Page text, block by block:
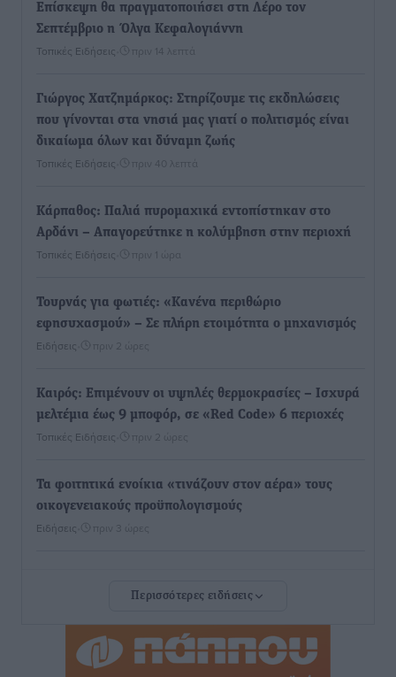
Επίσκεψη θα πραγματοποιήσει στη Λέρο τον
Σεπτέμβριο η Όλγα Κεφαλογιάννη
Τοπικές Ειδήσεις πριν 14 λεπτά
Γιώργος Χατζημάρκος: Στηρίζουμε τις εκδηλώσεις
που γίνονται στα νησιά μας γιατί ο πολιτισμός είναι
δικαίωμα όλων και δύναμη ζωής
Τοπικές Ειδήσεις πριν 40 λεπτά
Κάρπαθος: Παλιά πυρομαχικά εντοπίστηκαν στο
Αρδάνι – Απαγορεύτηκε η κολύμβηση στην περιοχή
Τοπικές Ειδήσεις πριν 1 ώρα
Τουρνάς για φωτιές: «Κανένα περιθώριο
εφησυχασμού» – Σε πλήρη ετοιμότητα ο μηχανισμός
Ειδήσεις πριν 2 ώρες
Καιρός: Επιμένουν οι υψηλές θερμοκρασίες – Ισχυρά
μελτέμια έως 9 μποφόρ, σε «Red Code» 6 περιοχές
Τοπικές Ειδήσεις πριν 2 ώρες
Τα φοιτητικά ενοίκια «τινάζουν στον αέρα» τους
οικογενειακούς προϋπολογισμούς
Ειδήσεις πριν 3 ώρες
Δυνάμεις στη νήσο Ρω
Συνεχίζεται η έξοδος του Αυγούστου – Πάνω από
Περισσότερες ειδήσεις